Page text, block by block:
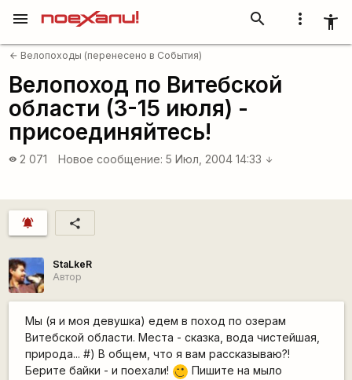
more_vert accessibility_new
search
menu
arrow_back Велопоходы (перенесено в События)
Велопоход по Витебской
области (3-15 июля) -
присоединяйтесь!
visibility 2 071 Новое сообщение: 5 Июл, 2004 14:33 arrow_downward
notifications_active share
StaLkeR
Автор
Мы (я и моя девушка) едем в поход по озерам
Витебской области. Места - сказка, вода чистейшая,
природа... #) В общем, что я вам рассказываю?!
Берите байки - и поехали!
;)
Пишите на мыло